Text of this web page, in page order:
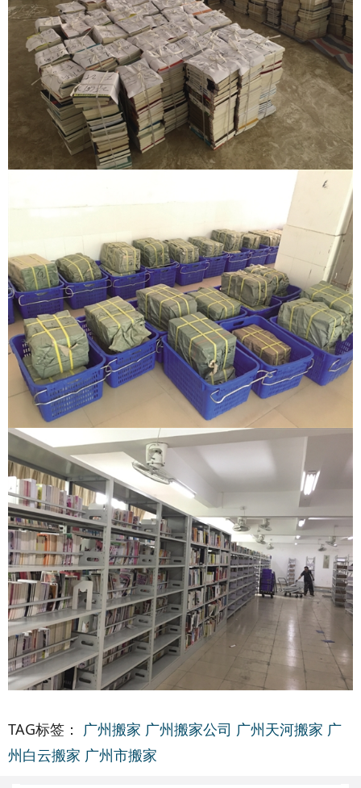
TAG标签： 广州搬家 广州搬家公司 广州天河搬家 广
州白云搬家 广州市搬家